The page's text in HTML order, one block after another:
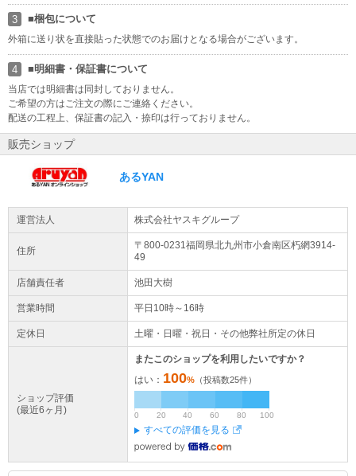
当店では、適格請求書として領収書、納品書、請求書の発行が可能
です。 領収書は商品の出荷後にURLより発行ください。※代金引換
を除く https://kaago.com/order/receipt/
ラッピング・熨斗のサービスにつきまして
ラッピング・熨斗のサービスにつきまして、誠に申し訳ございませ
んが、 当店では承っておりませんので、予めご了承いただけますよ
う、何卒よろしくお願い申し上げます。
商品について
当店の商品はすべて新品商品です。
配送業者との契約の都合上、 現在、家電引取/回収サービスを休止さ
ただけますようよろしくお願い申し上げます。
3 ■梱包について
外箱に送り状を直接貼った状態でのお届けとなる場合がございます。
4 ■明細書・保証書について
当店では明細書は同封しておりません。
ご希望の方はご注文の際にご連絡ください。
配送の工程上、保証書の記入・捺印は行っておりません。
販売ショップ
あるYAN
運営法人 株式会社ヤスキグループ
住所 〒800-0231福岡県北九州市小倉南区朽網3914-
49
店舗責任者 池田大樹
営業時間 平日10時～16時
定休日 土曜・日曜・祝日・その他弊社所定の休日
ショップ評価
(最近6ヶ月)
またこのショップを利用したいですか？
はい： 100% （投稿数25件）
0 20 40 60 80 100
すべての評価を見る